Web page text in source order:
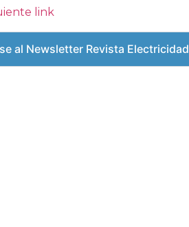
link
al Newsletter Revista Electricidad